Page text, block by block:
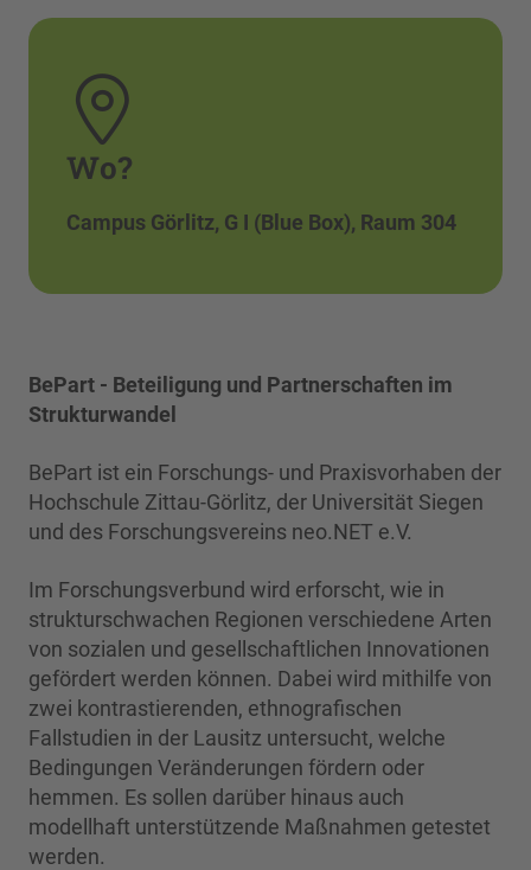
Wo?
Campus Görlitz, G I (Blue Box), Raum 304
BePart - Beteiligung und Partnerschaften im
Strukturwandel
BePart ist ein Forschungs- und Praxisvorhaben der
Hochschule Zittau-Görlitz, der Universität Siegen
und des Forschungsvereins neo.NET e.V.
Im Forschungsverbund wird erforscht, wie in
strukturschwachen Regionen verschiedene Arten
von sozialen und gesellschaftlichen Innovationen
gefördert werden können. Dabei wird mithilfe von
zwei kontrastierenden, ethnografischen
Fallstudien in der Lausitz untersucht, welche
Bedingungen Veränderungen fördern oder
hemmen. Es sollen darüber hinaus auch
modellhaft unterstützende Maßnahmen getestet
werden.